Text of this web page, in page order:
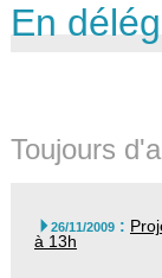
En
Toujours
26/11/2009 :
à 13h